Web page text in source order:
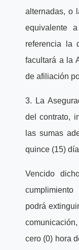
alternadas, o
equivalente
referencia la
facultará a la
de afiliación
3. La
del contrato,
las sumas
quince (15)
Vencido
podrá
cero (0) hora